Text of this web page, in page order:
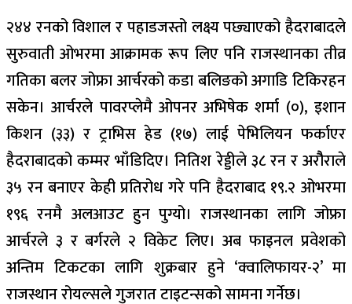
२४४ रनको विशाल र पहाडजस्तो लक्ष्य पछ्याएको हैदराबादले
सुरुवाती ओभरमा आक्रामक रूप लिए पनि राजस्थानका तीव्र
गतिका बलर जोफ्रा आर्चरको कडा बलिङको अगाडि टिकिरहन
सकेन। आर्चरले पावरप्लेमै ओपनर अभिषेक शर्मा (०), इशान
किशन (३३) र ट्राभिस हेड (१७) लाई पेभिलियन फर्काएर
हैदराबादको कम्मर भाँडिदिए। नितिश रेड्डीले ३८ रन र अरौैराले
३५ रन बनाएर केही प्रतिरोध गरे पनि हैदराबाद १९.२ ओभरमा
१९६ रनमै अलआउट हुन पुग्यो। राजस्थानका लागि जोफ्रा
आर्चरले ३ र बर्गरले २ विकेट लिए। अब फाइनल प्रवेशको
अन्तिम टिकटका लागि शुक्रबार हुने ‘क्वालिफायर-२’ मा
राजस्थान रोयल्सले गुजरात टाइटन्सको सामना गर्नेछ।